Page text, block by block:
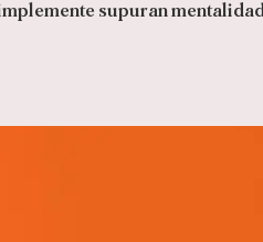
supuran mentalidad